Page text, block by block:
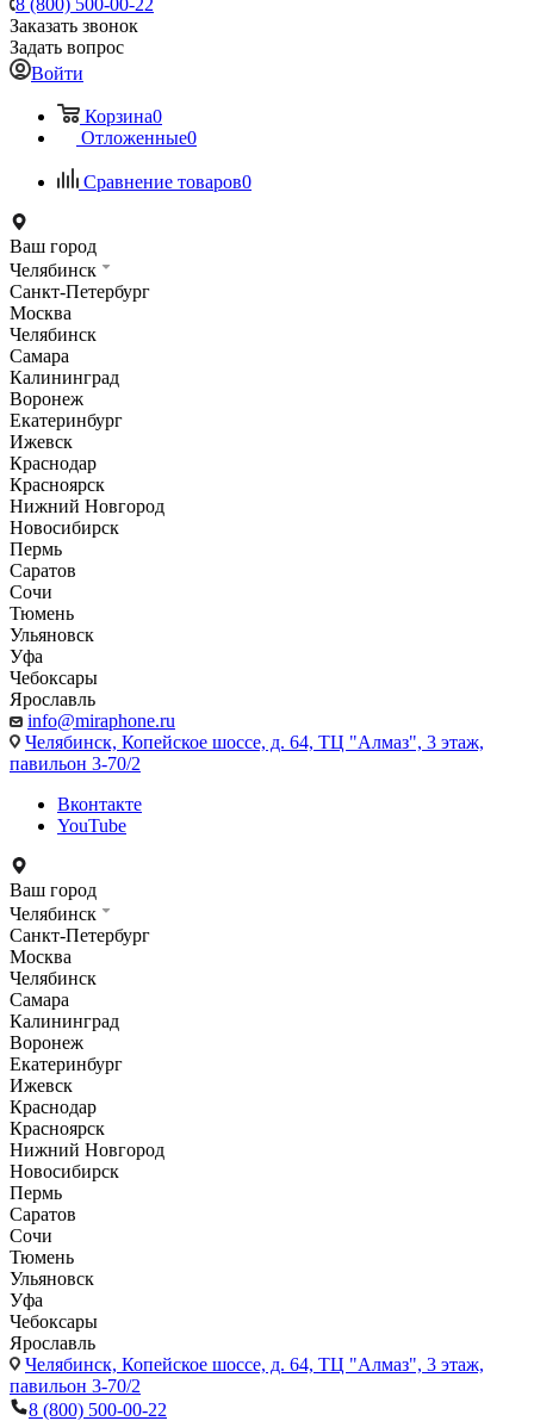
8 (800) 500-00-22
Заказать звонок
Задать вопрос
Войти
Корзина0
Отложенные0
Сравнение товаров0
Ваш город
Челябинск
Санкт-Петербург
Москва
Челябинск
Самара
Калининград
Воронеж
Екатеринбург
Ижевск
Краснодар
Красноярск
Нижний Новгород
Новосибирск
Пермь
Саратов
Сочи
Тюмень
Ульяновск
Уфа
Чебоксары
Ярославль
info@miraphone.ru
Челябинск, Копейское шоссе, д. 64, ТЦ "Алмаз", 3 этаж,
павильон 3-70/2
Вконтакте
YouTube
Ваш город
Челябинск
Санкт-Петербург
Москва
Челябинск
Самара
Калининград
Воронеж
Екатеринбург
Ижевск
Краснодар
Красноярск
Нижний Новгород
Новосибирск
Пермь
Саратов
Сочи
Тюмень
Ульяновск
Уфа
Чебоксары
Ярославль
Челябинск, Копейское шоссе, д. 64, ТЦ "Алмаз", 3 этаж,
павильон 3-70/2
8 (800) 500-00-22